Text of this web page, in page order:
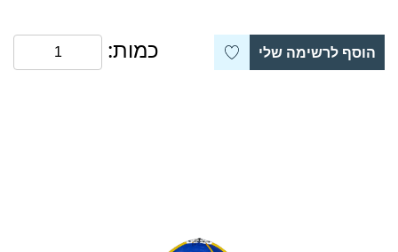
הוסף לרשימה שלי כמות: